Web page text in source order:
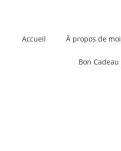
Accueil À propos de
Bon Cadeau